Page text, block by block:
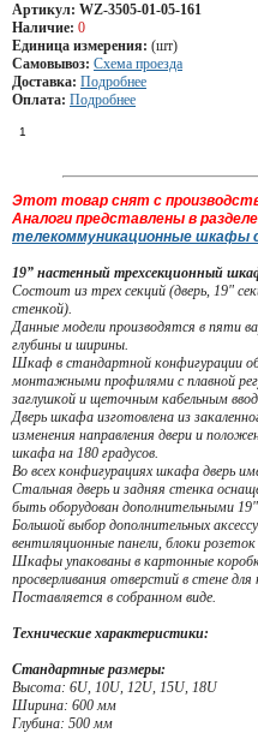
Артикул: WZ-3505-01-05-161
Наличие: 0
Единица измерения: (шт)
Самовывоз: Схема проезда
Доставка: Подробнее
Оплата: Подробнее
Этот товар снят с
Аналоги представлены в разделе
телекоммуникационные шкафы
19” настенный трехсекционный
Состоит из трех секций (дверь, 19"
стенкой).
Данные модели производятся в пяти
глубины и ширины.
Шкаф в стандартной конфигурации
монтажными профилями с плавной
заглушкой и щеточным кабельным
Дверь шкафа изготовлена из
изменения направления двери и
шкафа на 180 градусов.
Во всех конфигурациях шкафа дверь
Стальная дверь и задняя стенка
быть оборудован дополнительными
Большой выбор дополнительных
вентиляционные панели, блоки розеток
Шкафы упакованы в картонные
просверливания отверстий в стене
Поставляется в собранном виде.
Технические характеристики:
Стандартные размеры:
Высота: 6U, 10U, 12U, 15U, 18U
Ширина: 600 мм
Глубина: 500 мм